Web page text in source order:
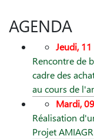
AGENDA
Jeudi,
Rencontre de
cadre des
au cours de
Mardi,
Réalisation
Projet